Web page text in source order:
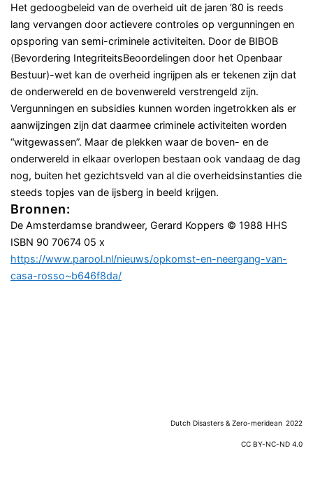
Het gedoogbeleid van de overheid uit de jaren ’80 is reeds
lang vervangen door actievere controles op vergunningen en
opsporing van semi-criminele activiteiten. Door de BIBOB
(Bevordering IntegriteitsBeoordelingen door het Openbaar
Bestuur)-wet kan de overheid ingrijpen als er tekenen zijn dat
de onderwereld en de bovenwereld verstrengeld zijn.
Vergunningen en subsidies kunnen worden ingetrokken als er
aanwijzingen zijn dat daarmee criminele activiteiten worden
“witgewassen”. Maar de plekken waar de boven- en de
onderwereld in elkaar overlopen bestaan ook vandaag de dag
nog, buiten het gezichtsveld van al die overheidsinstanties die
steeds topjes van de ijsberg in beeld krijgen.
Bronnen:
De Amsterdamse brandweer, Gerard Koppers © 1988 HHS
ISBN 90 70674 05 x
https://www.parool.nl/nieuws/opkomst-en-neergang-van-
casa-rosso~b646f8da/
Dutch Disasters & Zero-meridean 2022
CC BY-NC-ND 4.0